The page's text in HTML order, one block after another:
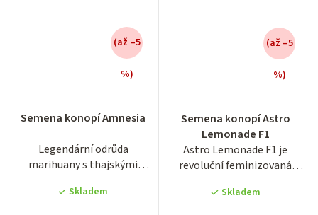
Semena konopí Amnesia
Legendární odrůda
marihuany s thajskými
Amnesia....
Skladem
(až –5
%)
produktu
3,9
z
hvězdiček.
Semena konopí Astro
Lemonade F1
Astro Lemonade F1 je
revoluční feminizovaná
série F1...
Skladem
(až –5
%)